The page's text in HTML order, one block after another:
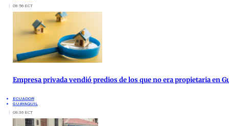
09:56 ECT
Empresa privada vendió predios de los que no era propietaria en
ECUADOR
GUAYAQUIL
09:36 ECT